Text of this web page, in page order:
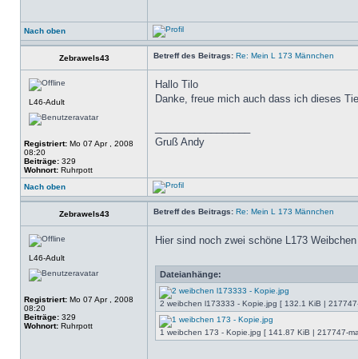
Nach oben
Zebrawels43 Betreff des Beitrags: Re: Mein L 173 Männchen
L46-Adult
Registriert: Mo 07 Apr , 2008
08:20
Beiträge: 329
Wohnort: Ruhrpott
Hallo Tilo
Danke, freue mich auch dass ich dieses
Gruß Andy
Nach oben
Zebrawels43 Betreff des Beitrags: Re: Mein L 173 Männchen
L46-Adult
Registriert: Mo 07 Apr , 2008
08:20
Beiträge: 329
Wohnort: Ruhrpott
Hier sind noch zwei schöne L173
Dateianhänge:
2 weibchen l173333 - Kopie.jpg [ 132.1 KiB |
1 weibchen 173 - Kopie.jpg [ 141.87 KiB | 217747-